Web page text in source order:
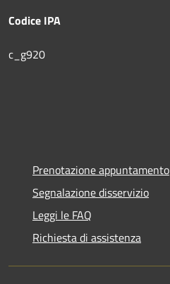
Codice IPA
c_g920
Prenotazione appuntamento
Segnalazione disservizio
Leggi le FAQ
Richiesta di assistenza